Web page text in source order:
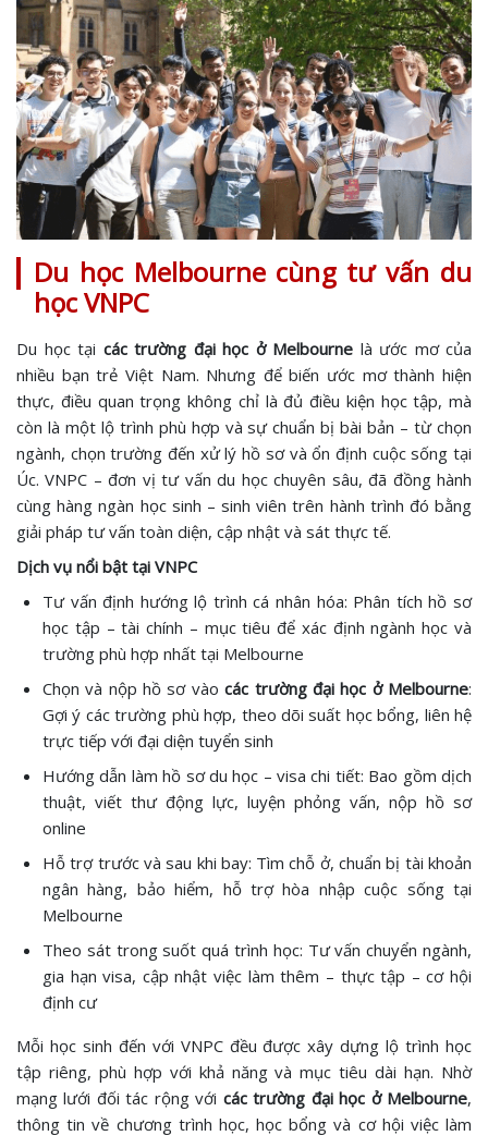
Du học Melbourne cùng tư vấn du
học VNPC
Du học tại các trường đại học ở Melbourne là ước mơ của
nhiều bạn trẻ Việt Nam. Nhưng để biến ước mơ thành hiện
thực, điều quan trọng không chỉ là đủ điều kiện học tập, mà
còn là một lộ trình phù hợp và sự chuẩn bị bài bản – từ chọn
ngành, chọn trường đến xử lý hồ sơ và ổn định cuộc sống tại
Úc. VNPC – đơn vị tư vấn du học chuyên sâu, đã đồng hành
cùng hàng ngàn học sinh – sinh viên trên hành trình đó bằng
giải pháp tư vấn toàn diện, cập nhật và sát thực tế.
Dịch vụ nổi bật tại VNPC
Tư vấn định hướng lộ trình cá nhân hóa: Phân tích hồ sơ
học tập – tài chính – mục tiêu để xác định ngành học và
trường phù hợp nhất tại Melbourne
Chọn và nộp hồ sơ vàocác trường đại học ở Melbourne:
Gợi ý các trường phù hợp, theo dõi suất học bổng, liên hệ
trực tiếp với đại diện tuyển sinh
Hướng dẫn làm hồ sơ du học – visa chi tiết: Bao gồm dịch
thuật, viết thư động lực, luyện phỏng vấn, nộp hồ sơ
online
Hỗ trợ trước và sau khi bay: Tìm chỗ ở, chuẩn bị tài khoản
ngân hàng, bảo hiểm, hỗ trợ hòa nhập cuộc sống tại
Melbourne
Theo sát trong suốt quá trình học: Tư vấn chuyển ngành,
gia hạn visa, cập nhật việc làm thêm – thực tập – cơ hội
định cư
Mỗi học sinh đến với VNPC đều được xây dựng lộ trình học
tập riêng, phù hợp với khả năng và mục tiêu dài hạn. Nhờ
mạng lưới đối tác rộng với các trường đại học ở Melbourne,
thông tin về chương trình học, học bổng và cơ hội việc làm